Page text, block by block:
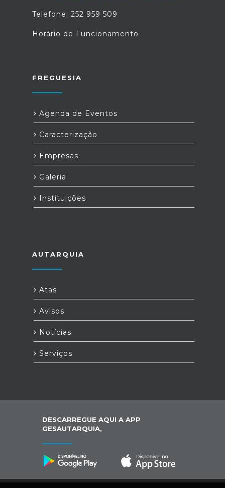
Telefone: 252 959 509
Horário de Funcionamento
FREGUESIA
Agenda de Eventos
Caracterização
Empresas
Galeria
Instituições
AUTARQUIA
Atas
Avisos
Notícias
Serviços
DESCARREGUE AQUI A APP
GESAUTARQUIA,